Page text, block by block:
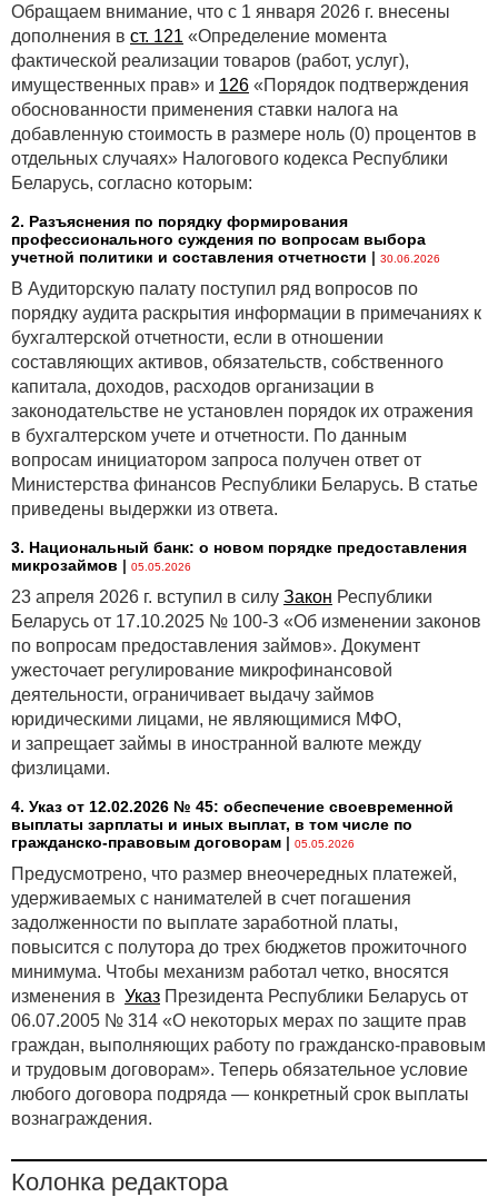
Обращаем внимание, что с 1 января 2026 г. внесены
дополнения в ст. 121 «Определение момента
фактической реализации товаров (работ, услуг),
имущественных прав» и 126 «Порядок подтверждения
обоснованности применения ставки налога на
добавленную стоимость в размере ноль (0) процентов в
отдельных случаях» Налогового кодекса Республики
Беларусь, согласно которым:
2. Разъяснения по порядку формирования
профессионального суждения по вопросам выбора
учетной политики и составления отчетности | 30.06.2026
В Аудиторскую палату поступил ряд вопросов по
порядку аудита раскрытия информации в примечаниях к
бухгалтерской отчетности, если в отношении
составляющих активов, обязательств, собственного
капитала, доходов, расходов организации в
законодательстве не установлен порядок их отражения
в бухгалтерском учете и отчетности. По данным
вопросам инициатором запроса получен ответ от
Министерства финансов Республики Беларусь. В статье
приведены выдержки из ответа.
3. Национальный банк: о новом порядке предоставления
микрозаймов | 05.05.2026
23 апреля 2026 г. вступил в силу Закон Республики
Беларусь от 17.10.2025 № 100-З «Об изменении законов
по вопросам предоставления займов». Документ
ужесточает регулирование микрофинансовой
деятельности, ограничивает выдачу займов
юридическими лицами, не являющимися МФО,
и запрещает займы в иностранной валюте между
физлицами.
4. Указ от 12.02.2026 № 45: обеспечение своевременной
выплаты зарплаты и иных выплат, в том числе по
гражданско-правовым договорам | 05.05.2026
Предусмотрено, что размер внеочередных платежей,
удерживаемых с нанимателей в счет погашения
задолженности по выплате заработной платы,
повысится с полутора до трех бюджетов прожиточного
минимума. Чтобы механизм работал четко, вносятся
изменения в Указ Президента Республики Беларусь от
06.07.2005 № 314 «О некоторых мерах по защите прав
граждан, выполняющих работу по гражданско-правовым
и трудовым договорам». Теперь обязательное условие
любого договора подряда — конкретный срок выплаты
вознаграждения.
Колонка редактора